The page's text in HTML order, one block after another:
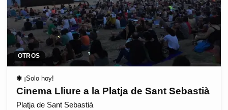
OTROS
✱ ¡Solo hoy!
Cinema Lliure a la Platja de Sant Sebastià
Platja de Sant Sebastià